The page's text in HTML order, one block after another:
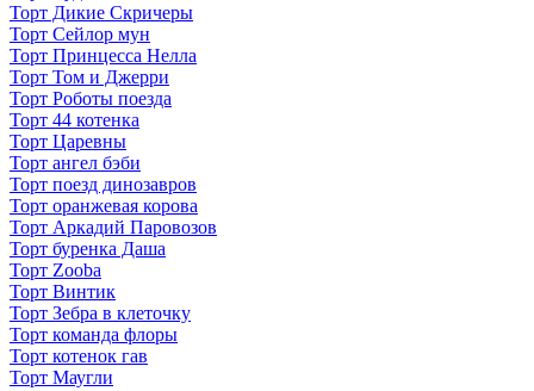
Торт Дикие Скричеры
Торт Сейлор мун
Торт Принцесса Нелла
Торт Том и Джерри
Торт Роботы поезда
Торт 44 котенка
Торт Царевны
Торт ангел бэби
Торт поезд динозавров
Торт оранжевая корова
Торт Аркадий Паровозов
Торт буренка Даша
Торт Zooba
Торт Винтик
Торт Зебра в клеточку
Торт команда флоры
Торт котенок гав
Торт Маугли